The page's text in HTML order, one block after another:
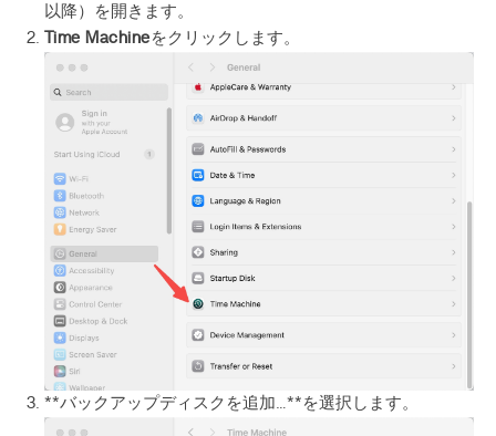
以降）を開きます。
Time Machine をクリックします。
**バックアップディスクを追加…**を選択します。